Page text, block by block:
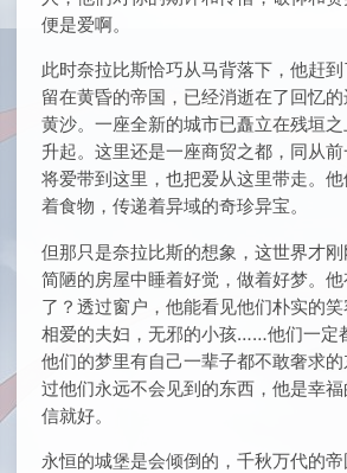
便是爱啊。
此时奈拉比斯恰巧从马背落下，他赶
留在黄昏的帝国，已经消逝在了回忆
黄沙。一座全新的城市已矗立在残垣
升起。这里还是一座商贸之都，同从
将爱带到这里，也把爱从这里带走。
着食物，传递着异域的奇珍异宝。
但那只是奈拉比斯的想象，这世界才
简陋的房屋中睡着好觉，做着好梦。
了？透过窗户，他能看见他们朴实的笑
相爱的夫妇，无邪的小孩……他们一定
他们的梦里有自己一辈子都不敢奢求
过他们永远不会见到的东西，他是幸
信就好。
永恒的城堡是会倾倒的，千秋万代的帝